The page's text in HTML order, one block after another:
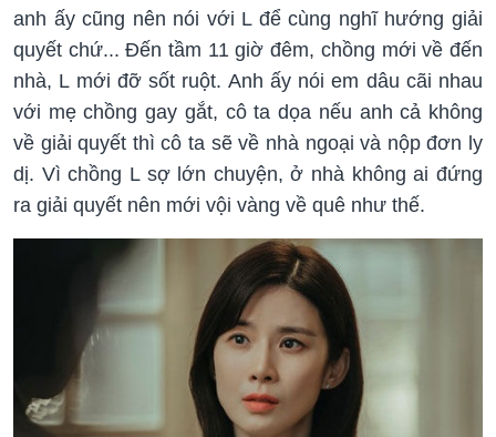
anh ấy cũng nên nói với L để cùng nghĩ hướng giải
quyết chứ... Đến tầm 11 giờ đêm, chồng mới về đến
nhà, L mới đỡ sốt ruột. Anh ấy nói em dâu cãi nhau
với mẹ chồng gay gắt, cô ta dọa nếu anh cả không
về giải quyết thì cô ta sẽ về nhà ngoại và nộp đơn ly
dị. Vì chồng L sợ lớn chuyện, ở nhà không ai đứng
ra giải quyết nên mới vội vàng về quê như thế.